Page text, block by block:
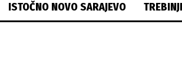
ISTOČNO NOVO SARAJEVO